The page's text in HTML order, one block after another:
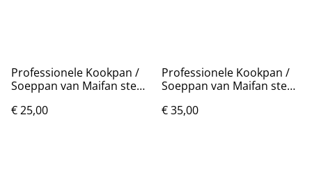
Professionele Kookpan /
Soeppan van Maifan steen
€ 25,00
Professionele Kookpan /
Soeppan van Maifan steen
€ 35,00